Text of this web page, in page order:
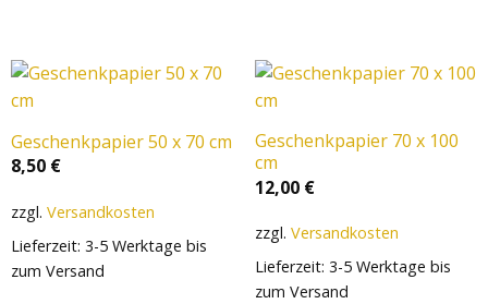
Geschenkpapier 50 x 70 cm
8,50 €
zzgl. Versandkosten
Lieferzeit: 3-5 Werktage bis
zum Versand
Geschenkpapier 70 x 100
cm
12,00 €
zzgl. Versandkosten
Lieferzeit: 3-5 Werktage bis
zum Versand